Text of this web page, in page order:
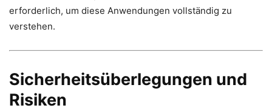
erforderlich, um diese Anwendungen vollständig zu
verstehen.
Sicherheitsüberlegungen und
Risiken